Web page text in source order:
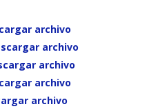
archivo
archivo
archivo
archivo
archivo